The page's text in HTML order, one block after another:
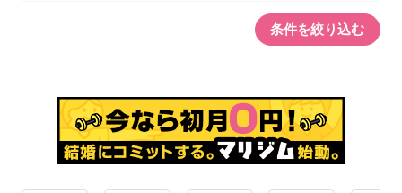
条件を絞り込む